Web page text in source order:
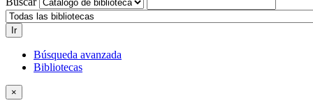
Ir
Búsqueda avanzada
Bibliotecas
×